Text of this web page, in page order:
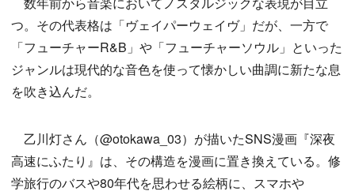
つ。その代表格は「ヴェイパーウェイヴ」だが、一方で
「フューチャーR&B」や「フューチャーソウル」といった
ジャンルは現代的な音色を使って懐かしい曲調に新たな息
を吹き込んだ。
乙川灯さん（@otokawa_03）が描いたSNS漫画『深夜
高速にふたり』は、その構造を漫画に置き換えている。修
学旅行のバスや80年代を思わせる絵柄に、スマホや